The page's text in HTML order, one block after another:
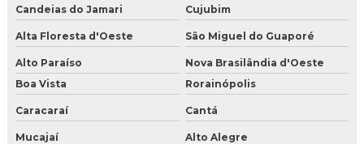
Candeias do Jamari Cujubim
Alta Floresta d'Oeste São Miguel do Guaporé
Alto Paraíso
Nova Brasilândia d'Oeste
Boa Vista
Rorainópolis
Caracaraí Cantá
Mucajaí Alto Alegre